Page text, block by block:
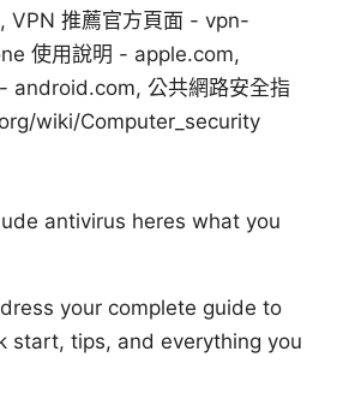
VPN 推薦官方頁面 - vpn-
使用說明 - apple.com,
android.com, 公共網路安全指
wiki/Computer_security
antivirus heres what you
your complete guide to
start, tips, and everything you